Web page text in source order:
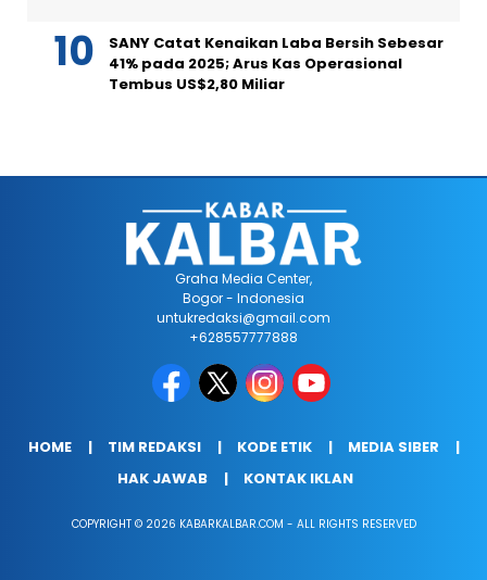
SANY Catat Kenaikan Laba Bersih Sebesar
41% pada 2025; Arus Kas Operasional
Tembus US$2,80 Miliar
Graha Media Center,
Bogor - Indonesia
untukredaksi@gmail.com
+628557777888
HOME TIM REDAKSI KODE ETIK
MEDIA SIBER
HAK JAWAB
KONTAK IKLAN
COPYRIGHT © 2026 KABARKALBAR.COM - ALL RIGHTS RESERVED